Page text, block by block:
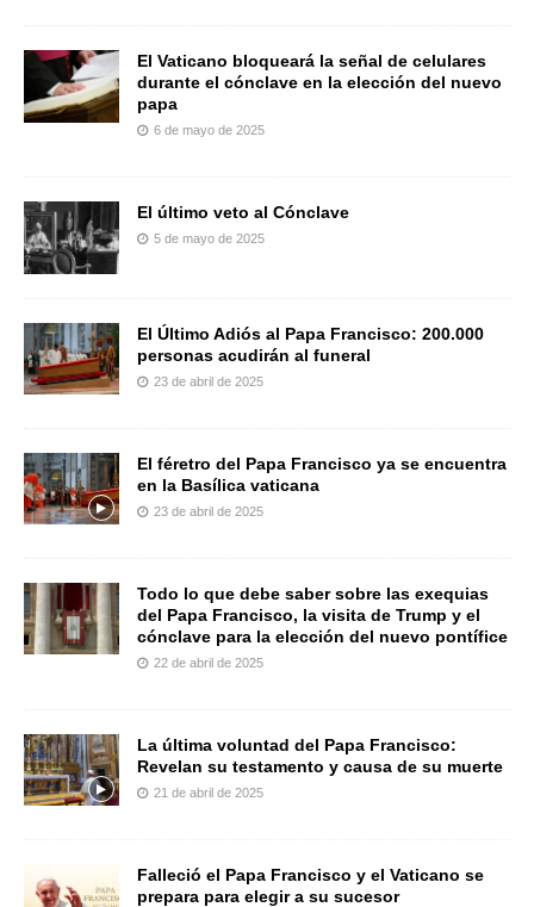
El Vaticano bloqueará la señal de celulares
durante el cónclave en la elección del nuevo
papa
6 de mayo de 2025
El último veto al Cónclave
5 de mayo de 2025
El Último Adiós al Papa Francisco: 200.000
personas acudirán al funeral
23 de abril de 2025
El féretro del Papa Francisco ya se encuentra
en la Basílica vaticana
23 de abril de 2025
Todo lo que debe saber sobre las exequias
del Papa Francisco, la visita de Trump y el
cónclave para la elección del nuevo pontífice
22 de abril de 2025
La última voluntad del Papa Francisco:
Revelan su testamento y causa de su muerte
21 de abril de 2025
Falleció el Papa Francisco y el Vaticano se
prepara para elegir a su sucesor